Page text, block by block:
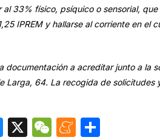
al 33% físico, psíquico o sensorial, que
IPREM y hallarse al corriente en el
documentación a acreditar junto a la
Larga, 64. La recogida de solicitudes
Bl X
W M